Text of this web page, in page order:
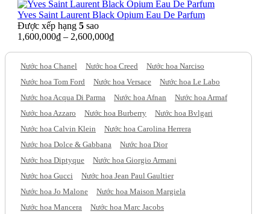
Yves Saint Laurent Black Opium Eau De Parfum
Được xếp hạng 5 sao
1,600,000₫ – 2,600,000₫
Nước hoa Chanel Nước hoa Creed
Nước hoa Narciso
Nước hoa Tom Ford
Nước hoa Versace
Nước hoa Le Labo
Nước hoa Acqua Di Parma
Nước hoa Afnan
Nước hoa Armaf
Nước hoa Azzaro
Nước hoa Burberry
Nước hoa Bvlgari
Nước hoa Calvin Klein
Nước hoa Carolina Herrera
Nước hoa Dolce & Gabbana
Nước hoa Dior
Nước hoa Diptyque
Nước hoa Giorgio Armani
Nước hoa Gucci
Nước hoa Jean Paul Gaultier
Nước hoa Jo Malone
Nước hoa Maison Margiela
Nước hoa Mancera
Nước hoa Marc Jacobs